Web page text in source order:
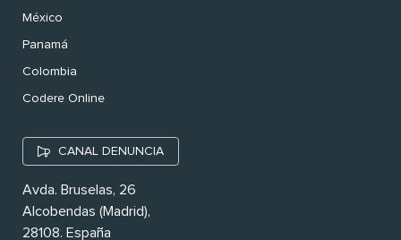
México
Panamá
Colombia
Codere Online
CANAL DENUNCIA
Avda. Bruselas, 26
Alcobendas (Madrid),
28108. España